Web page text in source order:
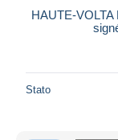
HAUTE-VOLTA
Stato